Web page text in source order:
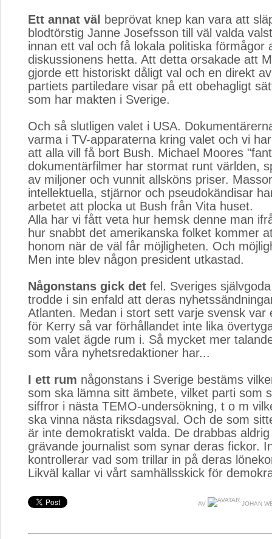
Ett annat väl
beprövat knep kan vara att
blodtörstig Janne Josefsson till väl valda
innan ett val och få lokala politiska förmågor
diskussionens hetta. Att detta orsakade att
gjorde ett historiskt dåligt val och en direkt
partiets partiledare visar på ett obehagligt
som har makten i Sverige.
Och så slutligen valet i USA.
varma i TV-apparaterna kring valet och vi
att alla vill få bort Bush. Michael Moores
dokumentärfilmer har stormat runt världen,
av miljoner och vunnit allsköns priser.
intellektuella, stjärnor och pseudokändisar
arbetet att plocka ut Bush från Vita huset.
Alla har vi fått veta hur hemsk denne man
hur snabbt det amerikanska folket kommer
honom när de väl får möjligheten. Och
Men inte blev någon president utkastad.
Någonstans gick det fel. Sveriges
trodde i sin enfald att deras
Atlanten. Medan i stort sett varje svensk var
för Kerry så var förhållandet inte lika
som valet ägde rum i. Så mycket mer
som våra nyhetsredaktioner har...
I ett rum någonstans i Sverige bestäms
som ska lämna sitt ämbete, vilket parti som
siffror i nästa TEMO-undersökning, t o m
ska vinna nästa riksdagsval. Och de som
är inte demokratiskt valda. De drabbas
grävande journalist som synar deras fickor.
kontrollerar vad som trillar in på deras
Likväl kallar vi vårt samhällsskick för
AV JOHAN